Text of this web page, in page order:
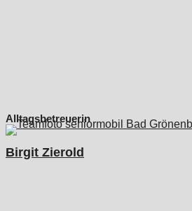
Alltagsbetreuerin
Birgit Zierold